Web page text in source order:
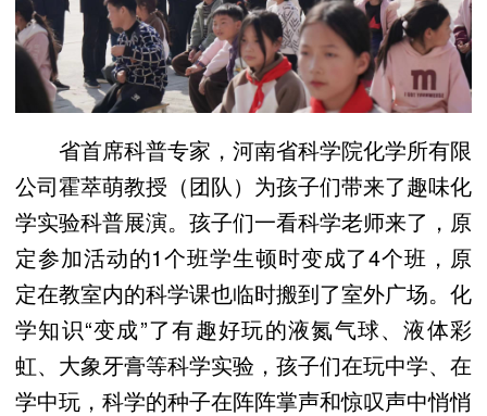
省首席科普专家，河南省科学院化学所有限
公司霍萃萌教授（团队）为孩子们带来了趣味化
学实验科普展演。孩子们一看科学老师来了，原
定参加活动的1个班学生顿时变成了4个班，原
定在教室内的科学课也临时搬到了室外广场。化
学知识“变成”了有趣好玩的液氮气球、液体彩
虹、大象牙膏等科学实验，孩子们在玩中学、在
学中玩，科学的种子在阵阵掌声和惊叹声中悄悄